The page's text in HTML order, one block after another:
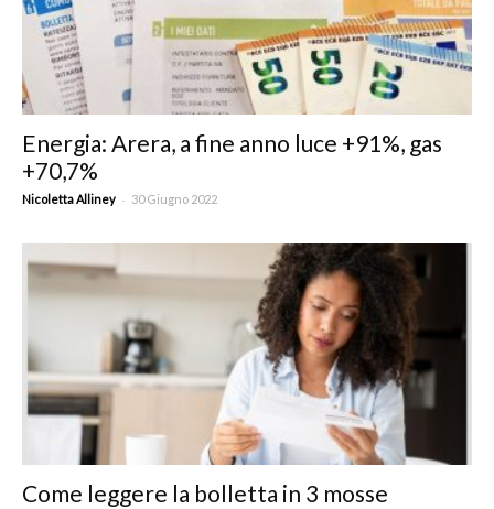
Energia: Arera, a fine anno luce +91%, gas
+70,7%
Nicoletta Alliney - 30 Giugno 2022
Come leggere la bolletta in 3 mosse